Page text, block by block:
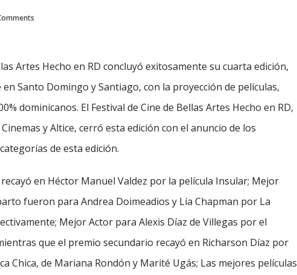
Artes Hecho en RD concluyó exitosamente su cuarta edición,
Santo Domingo y Santiago, con la proyección de películas,
dominicanos. El Festival de Cine de Bellas Artes Hecho en RD,
y Altice, cerró esta edición con el anuncio de los
de esta edición.
en Héctor Manuel Valdez por la película Insular; Mejor
fueron para Andrea Doimeadios y Lía Chapman por La
Mejor Actor para Alexis Díaz de Villegas por el
que el premio secundario recayó en Richarson Díaz por
Chica, de Mariana Rondón y Marité Ugás; Las mejores películas